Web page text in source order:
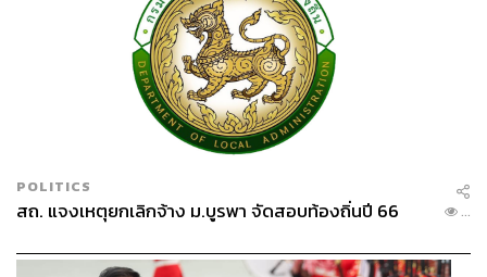
POLITICS
สถ. แจงเหตุยกเลิกจ้าง ม.บูรพา จัดสอบท้องถิ่นปี 66 ...